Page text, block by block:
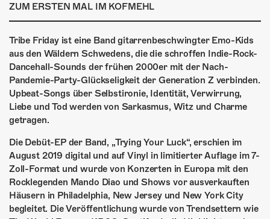
KONTAKT
ÜBER UNS
GÖNNEREI
SHOP
MITMACHEN
ZUM ERSTEN MAL IM KOFMEHL
Tribe Friday ist eine Band gitarrenbeschwingter Emo-Kids
aus den Wäldern Schwedens, die die schroffen Indie-Rock-
Dancehall-Sounds der frühen 2000er mit der Nach-
Pandemie-Party-Glückseligkeit der Generation Z verbinden.
Upbeat-Songs über Selbstironie, Identität, Verwirrung,
Liebe und Tod werden von Sarkasmus, Witz und Charme
getragen.
Die Debüt-EP der Band, „Trying Your Luck“, erschien im
August 2019 digital und auf Vinyl in limitierter Auflage im 7-
Zoll-Format und wurde von Konzerten in Europa mit den
Rocklegenden Mando Diao und Shows vor ausverkauften
Häusern in Philadelphia, New Jersey und New York City
begleitet. Die Veröffentlichung wurde von Trendsettern wie